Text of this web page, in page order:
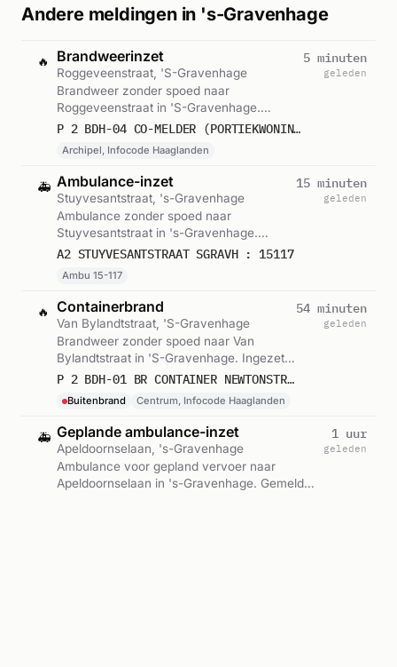
Andere meldingen in 's-Gravenhage
🔥 Brandweerinzet
Roggeveenstraat, 'S-Gravenhage
Brandweer zonder spoed naar
Roggeveenstraat in 'S-Gravenhage.
Ingezet: Archipel, Infocode Haaglanden. P 2 BDH-04 CO-MELDER (PORTIEKWONING) ROGGEVEENSTRAAT 'S-GRAVENHAGE 157230
Archipel, Infocode Haaglanden
5 minuten
geleden
🚑 Ambulance-inzet
Stuyvesantstraat, 's-Gravenhage
Ambulance zonder spoed naar
Stuyvesantstraat in 's-Gravenhage.
Ingezet: Ambu 15-117. Gemeld om 08:18.
A2 STUYVESANTSTRAAT SGRAVH : 15117
Ambu 15-117
15 minuten
geleden
🔥 Containerbrand
Van Bylandtstraat, 'S-Gravenhage
Brandweer zonder spoed naar Van
Bylandtstraat in 'S-Gravenhage. Ingezet:
Centrum, Infocode Haaglanden. GemeldP 2 BDH-01 BR CONTAINER NEWTONSTRAAT VAN BYLANDTSTRAAT 'S-GRAVENHAGE 157830
Buitenbrand Centrum, Infocode Haaglanden
54 minuten
geleden
🚑 Geplande ambulance-inzet
Apeldoornselaan, 's-Gravenhage
Ambulance voor gepland vervoer naar
Apeldoornselaan in 's-Gravenhage. Gemeld
1 uur
geleden